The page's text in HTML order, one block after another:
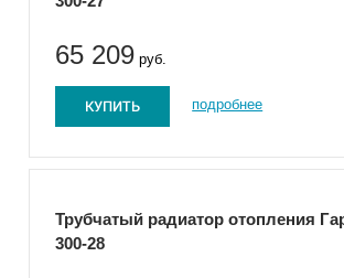
65 209 руб.
КУПИТЬ подробнее
Трубчатый радиатор отопления
300-28